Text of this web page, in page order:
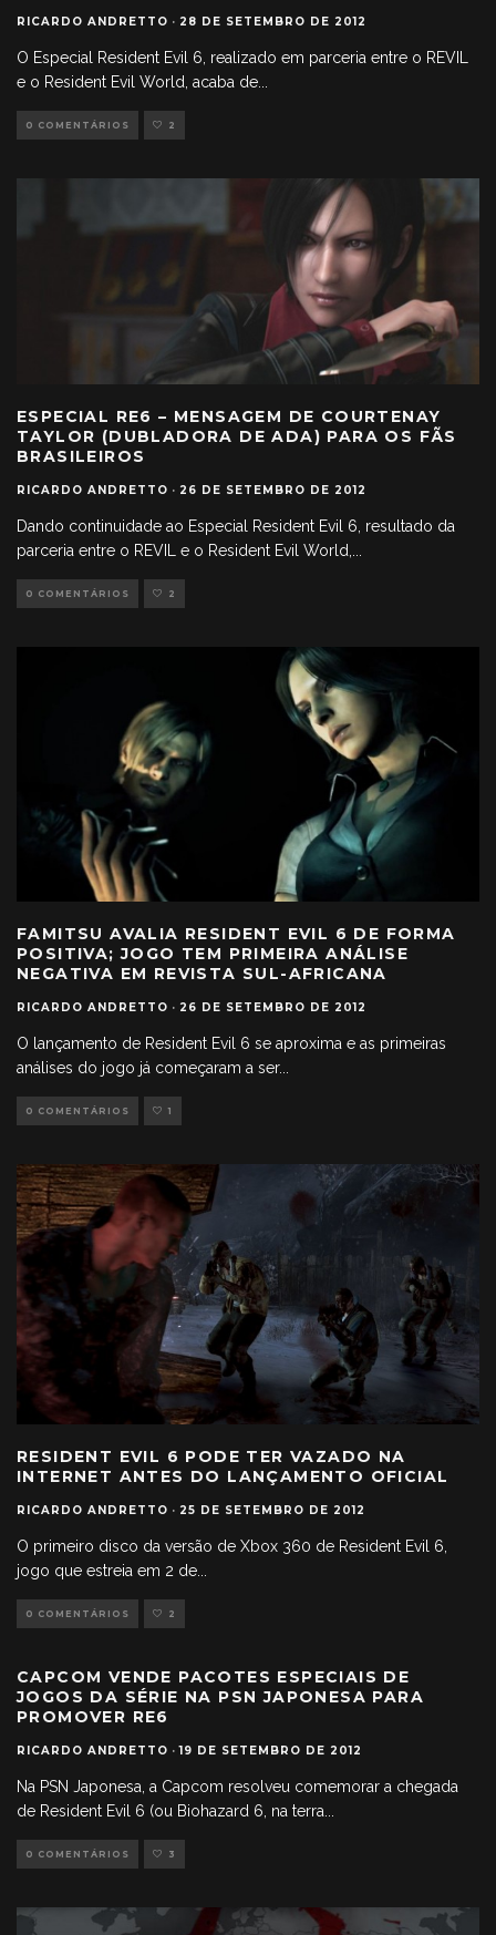
RICARDO ANDRETTO · 28 DE SETEMBRO DE 2012
O Especial Resident Evil 6, realizado em parceria entre o REVIL
e o Resident Evil World, acaba de
0 COMENTÁRIOS 2
ESPECIAL RE6 – MENSAGEM DE COURTENAY
TAYLOR (DUBLADORA DE ADA) PARA OS FÃS
BRASILEIROS
RICARDO ANDRETTO · 26 DE SETEMBRO DE 2012
Dando continuidade ao Especial Resident Evil 6, resultado da
parceria entre o REVIL e o Resident Evil World,
0 COMENTÁRIOS 2
FAMITSU AVALIA RESIDENT EVIL 6 DE FORMA
POSITIVA; JOGO TEM PRIMEIRA ANÁLISE
NEGATIVA EM REVISTA SUL-AFRICANA
RICARDO ANDRETTO · 26 DE SETEMBRO DE 2012
O lançamento de Resident Evil 6 se aproxima e as primeiras
análises do jogo já começaram a ser...
0 COMENTÁRIOS 1
RESIDENT EVIL 6 PODE TER VAZADO NA
INTERNET ANTES DO LANÇAMENTO OFICIAL
RICARDO ANDRETTO · 25 DE SETEMBRO DE 2012
O primeiro disco da versão de Xbox 360 de Resident Evil 6,
jogo que estreia em 2 de
0 COMENTÁRIOS 2
CAPCOM VENDE PACOTES ESPECIAIS DE
JOGOS DA SÉRIE NA PSN JAPONESA PARA
PROMOVER RE6
RICARDO ANDRETTO · 19 DE SETEMBRO DE 2012
Na PSN Japonesa, a Capcom resolveu comemorar a chegada
de Resident Evil 6 (ou Biohazard 6, na terra
0 COMENTÁRIOS 3